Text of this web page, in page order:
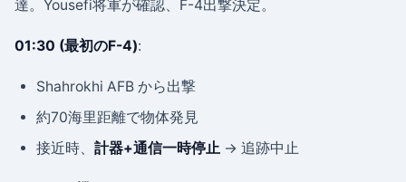
達。Yousefi将軍が確認、F-4出撃決定。
01:30 (最初のF-4):
Shahrokhi AFB から出撃
約70海里距離で物体発見
接近時、 計器+通信一時停止 → 追跡中止